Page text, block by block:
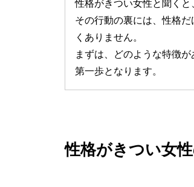
性格がきつい女性と聞くと
その行動の裏には、性格
くありません。
まずは、どのような特徴
第一歩となります。
性格がきつい女